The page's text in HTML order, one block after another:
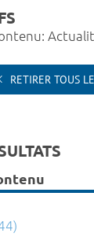
RETIRER TOUS